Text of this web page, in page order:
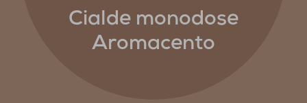
Cialde monodose
Aromacento